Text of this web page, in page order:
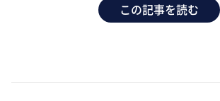
この記事を読む